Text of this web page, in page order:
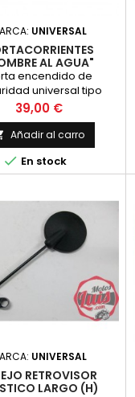
UNIVERSAL
AL AGUA"
UNIVERSAL
encendido de
universal tipo
al agua. Perfecto
de trial, cross y
En el momento que el
se extrae corta la
y se para la moto.
instalación Ligero y
Off road o acuáticas
abierto con clip
Interruptor cerrado
con el...
Precio
39,00 €
Añadir al carro
 En stock
UNIVERSAL
RETROVISOR
LARGO (H)